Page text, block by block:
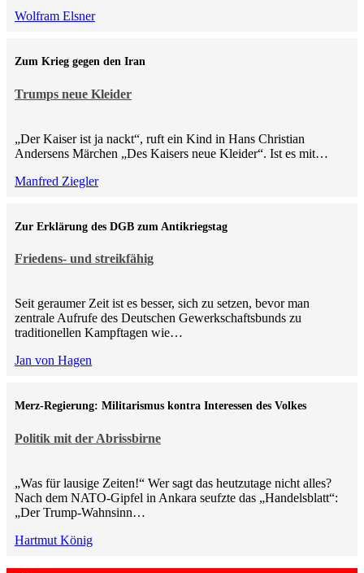
Wolfram Elsner
Trumps neue Kleider
Zum Krieg gegen den Iran
„Der Kaiser ist ja nackt“, ruft ein Kind in Hans Christian
Andersens Märchen „Des Kaisers neue Kleider“. Ist es mit…
Manfred Ziegler
Friedens- und streikfähig
Zur Erklärung des DGB zum Antikriegstag
Seit geraumer Zeit ist es besser, sich zu setzen, bevor man
zentrale Aufrufe des Deutschen Gewerkschaftsbunds zu
traditionellen Kampftagen wie…
Jan von Hagen
Politik mit der Abrissbirne
Merz-Regierung: Militarismus kontra Inte­ressen des Volkes
„Was für lausige Zeiten!“ Wer sagt das heutzutage nicht alles?
Nach dem NATO-Gipfel in Ankara seufzte das „Handelsblatt“:
„Der Trump-Wahnsinn…
Hartmut König